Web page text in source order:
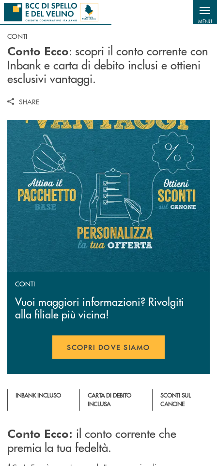
Salta al contenuto principale
MENU
CONTI
Conto Ecco: scopri il conto corrente con
Inbank e carta di debito inclusi e ottieni
esclusivi vantaggi.
SHARE
CONTI
Vuoi maggiori informazioni? Rivolgiti
alla filiale più vicina!
SCOPRI DOVE SIAMO
INBANK INCLUSO
CARTA DI DEBITO
INCLUSA
SCONTI SUL
CANONE
Conto Ecco: il conto corrente che
premia la tua fedeltà.